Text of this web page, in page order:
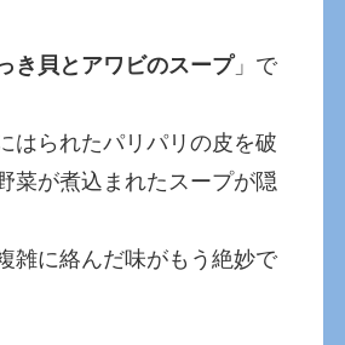
き貝とアワビのスープ」で
はられたパリパリの皮を破
菜が煮込まれたスープが隠
雑に絡んだ味がもう絶妙で